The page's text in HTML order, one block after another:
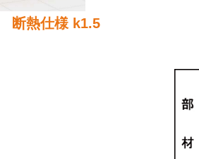
断熱仕様 k1.5